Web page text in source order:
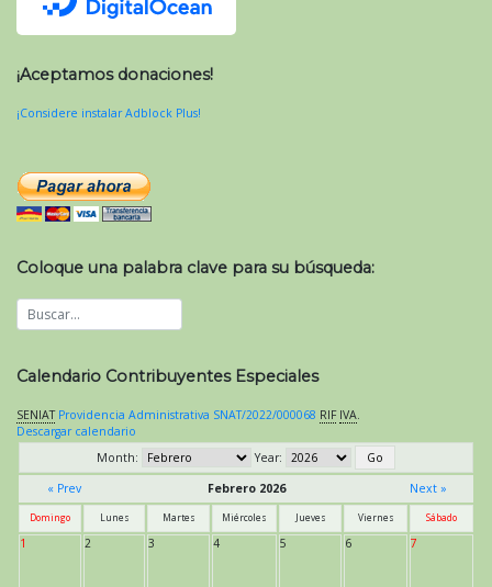
¡Aceptamos donaciones!
¡Considere instalar Adblock Plus!
Coloque una palabra clave para su búsqueda:
Calendario Contribuyentes Especiales
SENIAT Providencia Administrativa SNAT/2022/000068 RIF IVA
Descargar calendario
Month:
Year:
« Prev
Febrero 2026 Next »
Domingo Lunes Martes Miércoles Jueves Viernes Sábado
1 2 3 4 5 6 7